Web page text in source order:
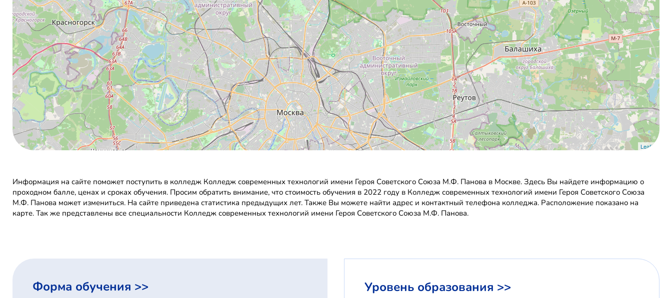
Leaflet
Информация на сайте поможет поступить в колледж Колледж современных технологий имени Героя Советского Союза М.Ф. Панова в Москве. Здесь Вы найдете информацию о
проходном балле, ценах и сроках обучения. Просим обратить внимание, что стоимость обучения в 2022 году в Колледж современных технологий имени Героя Советского Союза
М.Ф. Панова может измениться. На сайте приведена статистика предыдущих лет. Также Вы можете найти адрес и контактный телефона колледжа. Расположение показано на
карте. Так же представлены все специальности Колледж современных технологий имени Героя Советского Союза М.Ф. Панова.
Форма обучения >> Уровень образования >>